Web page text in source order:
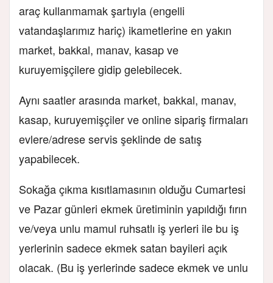
araç kullanmamak şartıyla (engelli
vatandaşlarımız hariç) ikametlerine en yakın
market, bakkal, manav, kasap ve
kuruyemişçilere gidip gelebilecek.
Aynı saatler arasında market, bakkal, manav,
kasap, kuruyemişçiler ve online sipariş firmaları
evlere/adrese servis şeklinde de satış
yapabilecek.
Sokağa çıkma kısıtlamasının olduğu Cumartesi
ve Pazar günleri ekmek üretiminin yapıldığı fırın
ve/veya unlu mamul ruhsatlı iş yerleri ile bu iş
yerlerinin sadece ekmek satan bayileri açık
olacak. (Bu iş yerlerinde sadece ekmek ve unlu